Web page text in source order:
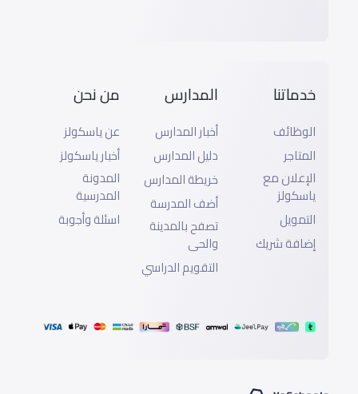
خدماتنا
الوظائف
المتاجر
الإعلان مع
ياسكولز
التمويل
إضافة شريك
المدارس
أخبار المدارس
دليل المدارس
خريطة المدارس
أضف المدرسة
تصفح بالمدينة
والحى
التقويم الدراسي
من نحن
عن ياسكولز
أخبار ياسكولز
المدونة
المدرسية
اسئلة وأجوبة